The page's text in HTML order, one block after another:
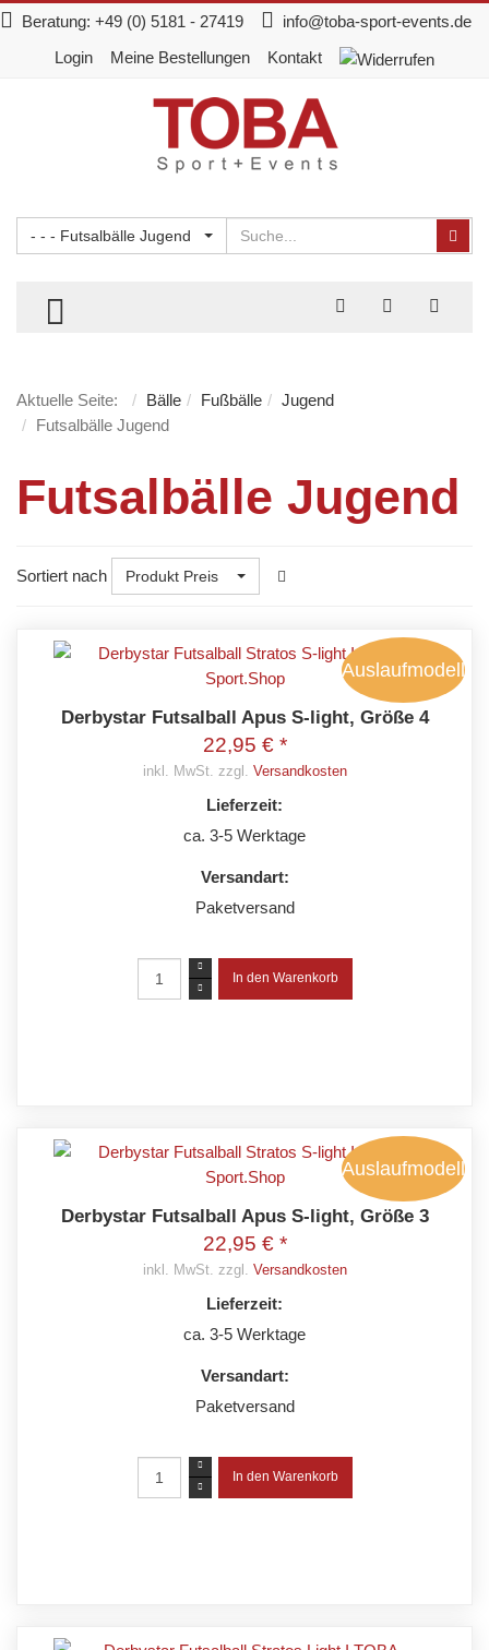
Beratung: +49 (0) 5181 - 27419
info@toba-sport-events.de
Login
Meine Bestellungen Kontakt
- - - Futsalbälle Jugend Suchen
TOGGLE MENU
Aktuelle Seite: Bälle Fußbälle
Jugend
Futsalbälle Jugend
Futsalbälle Jugend
Sortiert nach Produkt Preis
Auslaufmodell
Derbystar Futsalball Apus S-light, Größe 4
22,95 € *
inkl. MwSt. zzgl. Versandkosten
Lieferzeit:
ca. 3-5 Werktage
Versandart:
Paketversand
Auslaufmodell
Derbystar Futsalball Apus S-light, Größe 3
22,95 € *
inkl. MwSt. zzgl. Versandkosten
Lieferzeit:
ca. 3-5 Werktage
Versandart:
Paketversand